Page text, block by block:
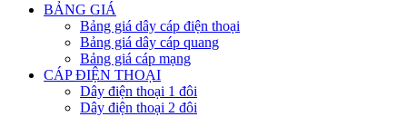
BẢNG GIÁ
Bảng giá dây cáp điện thoại
Bảng giá dây cáp quang
Bảng giá cáp mạng
CÁP ĐIỆN THOẠI
Dây điện thoại 1 đôi
Dây điện thoại 2 đôi